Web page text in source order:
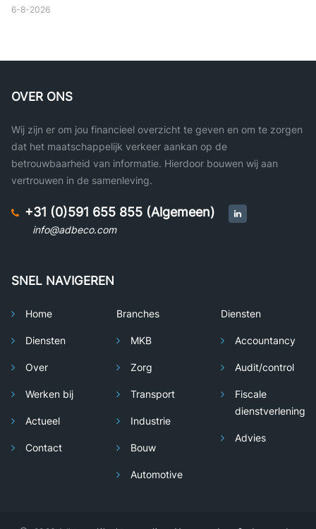
6-8-2026
OVER ONS
Wij zijn er om jou financieel overzicht te geven en om te zorgen
dat het maatschappelijk verkeer aankan op de
betrouwbaarheid van informatie. Hierdoor bouwen wij aan
vertrouwen in de samenleving.
+31 (0)591 655 855 (Algemeen)
info@adbeco.com
SNEL NAVIGEREN
Home
Diensten
Over
Werken bij
Actueel
Contact
Branches
MKB
Zorg
Transport
Industrie
Bouw
Automotive
Diensten
Accountancy
Audit/control
Fiscale
dienstverlening
Advies